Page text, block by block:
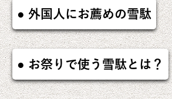
外国人にお薦めの雪駄
お祭りで使う雪駄とは？